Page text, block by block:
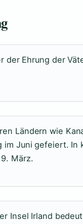
der Ehrung der
Ländern wie
im Juni gefeiert.
März.
Insel Irland